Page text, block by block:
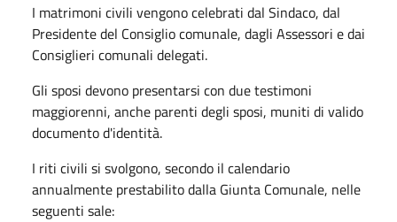
​I matrimoni civili vengono celebrati dal Sindaco, dal
Presidente del Consiglio comunale, dagli Assessori e dai
Consiglieri comunali delegati.
Gli sposi devono presentarsi con due testimoni
maggiorenni, anche parenti degli sposi, muniti di valido
documento d'identità.
I riti civili si svolgono, secondo il calendario
annualmente prestabilito dalla Giunta Comunale, nelle
seguenti sale: